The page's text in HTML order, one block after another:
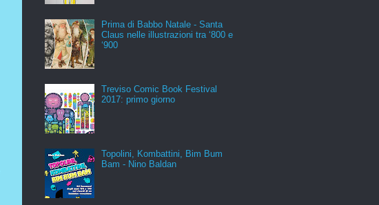
Prima di Babbo Natale - Santa
Claus nelle illustrazioni tra ‘800 e
‘900
Treviso Comic Book Festival
2017: primo giorno
Topolini, Kombattini, Bim Bum
Bam - Nino Baldan